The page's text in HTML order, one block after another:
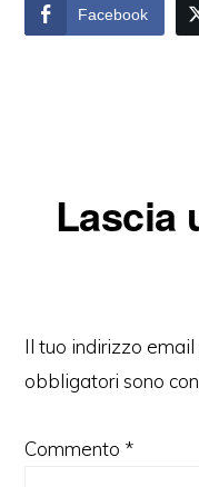
Facebook
Interazioni
Lascia
Il tuo indirizzo
obbligatori sono
Commento *